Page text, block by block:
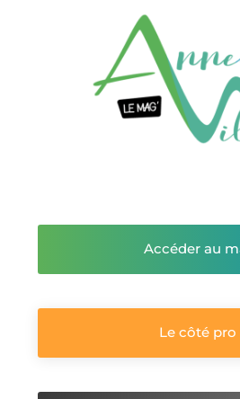
Accéder au
Le côté pro